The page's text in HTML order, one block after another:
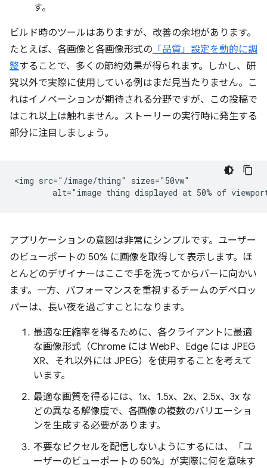
す。
ビルド時のツールはありますが、改善の余地があります。
たとえば、各画像と各画像形式の 「品質」設定を動的に調
整することで、多くの節約効果が得られます。しかし、研
究以外で実際に使用している例はまだ見当たりません。こ
れはイノベーションが期待される分野ですが、この投稿で
はこれ以上は触れません。ストーリーの実行時に発生する
部分に注目しましょう。
<img src="/image/thing" sizes="50vw"
アプリケーションの意図は非常にシンプルです。ユーザー
のビューポートの 50% に画像を取得して表示します。ほ
とんどのデザイナーはここで手を洗ってからバーに向かい
ます。一方、パフォーマンスを重視するチームのデベロッ
パーは、長い夜を過ごすことになります。
最適な圧縮率を得るために、各クライアントに最適
な画像形式（Chrome には WebP、Edge には JPEG
XR、それ以外には JPEG）を使用することを考えて
います。
最適な画質を得るには、1x、1.5x、2x、2.5x、3x な
どの異なる解像度で、各画像の複数のバリエーショ
ンを生成する必要があります。
不要なピクセルを配信しないようにするには、「ユ
ーザーのビューポートの 50%」が実際に何を意味す